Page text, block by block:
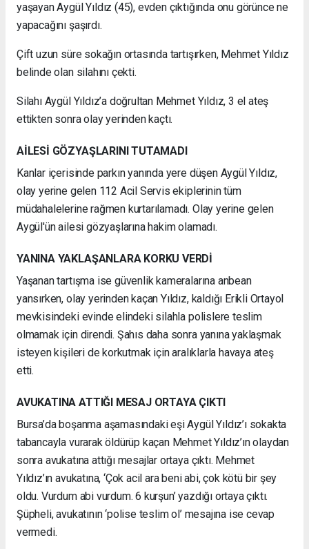
yaşayan Aygül Yıldız (45), evden çıktığında onu görünce ne
yapacağını şaşırdı.
Çift uzun süre sokağın ortasında tartışırken, Mehmet Yıldız
belinde olan silahını çekti.
Silahı Aygül Yıldız’a doğrultan Mehmet Yıldız, 3 el ateş
ettikten sonra olay yerinden kaçtı.
AİLESİ GÖZYAŞLARINI TUTAMADI
Kanlar içerisinde parkın yanında yere düşen Aygül Yıldız,
olay yerine gelen 112 Acil Servis ekiplerinin tüm
müdahalelerine rağmen kurtarılamadı. Olay yerine gelen
Aygül'ün ailesi gözyaşlarına hakim olamadı.
YANINA YAKLAŞANLARA KORKU VERDİ
Yaşanan tartışma ise güvenlik kameralarına anbean
yansırken, olay yerinden kaçan Yıldız, kaldığı Erikli Ortayol
mevkisindeki evinde elindeki silahla polislere teslim
olmamak için direndi. Şahıs daha sonra yanına yaklaşmak
isteyen kişileri de korkutmak için aralıklarla havaya ateş
etti.
AVUKATINA ATTIĞI MESAJ ORTAYA ÇIKTI
Bursa’da boşanma aşamasındaki eşi Aygül Yıldız’ı sokakta
tabancayla vurarak öldürüp kaçan Mehmet Yıldız’ın olaydan
sonra avukatına attığı mesajlar ortaya çıktı. Mehmet
Yıldız’ın avukatına, ‘Çok acil ara beni abi, çok kötü bir şey
oldu. Vurdum abi vurdum. 6 kurşun’ yazdığı ortaya çıktı.
Şüpheli, avukatının ‘polise teslim ol’ mesajına ise cevap
vermedi.